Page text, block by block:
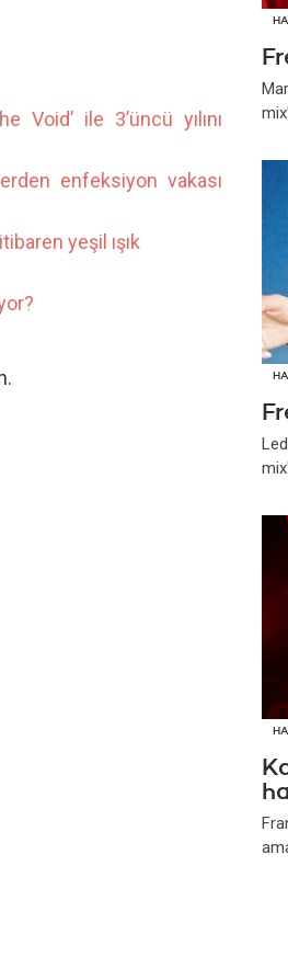
Void’ ile 3’üncü yılını
enfeksiyon vakası
yeşil ışık